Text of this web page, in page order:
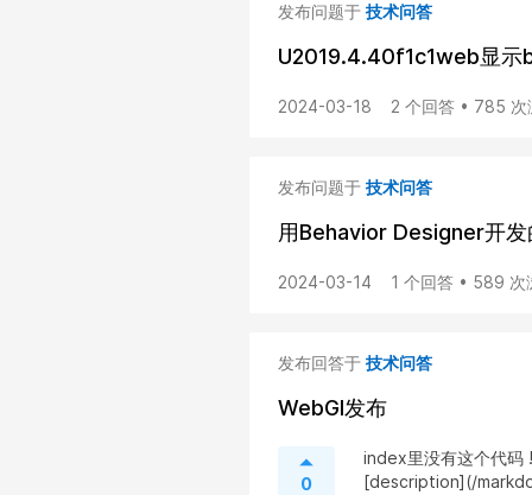
发布问题于 技术问答
U2019.4.40f1c1web显示
2024-03-18 2 个回答 • 785 次
发布问题于 技术问答
用Behavior Designer开
2024-03-14 1 个回答 • 589 次
发布回答于 技术问答
WebGl发布
0
index里没有这个代
[description](/